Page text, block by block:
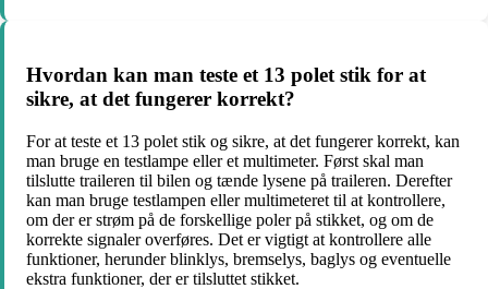
Hvordan kan man teste et 13 polet stik for at
sikre, at det fungerer korrekt?
For at teste et 13 polet stik og sikre, at det fungerer korrekt, kan
man bruge en testlampe eller et multimeter. Først skal man
tilslutte traileren til bilen og tænde lysene på traileren. Derefter
kan man bruge testlampen eller multimeteret til at kontrollere,
om der er strøm på de forskellige poler på stikket, og om de
korrekte signaler overføres. Det er vigtigt at kontrollere alle
funktioner, herunder blinklys, bremselys, baglys og eventuelle
ekstra funktioner, der er tilsluttet stikket.